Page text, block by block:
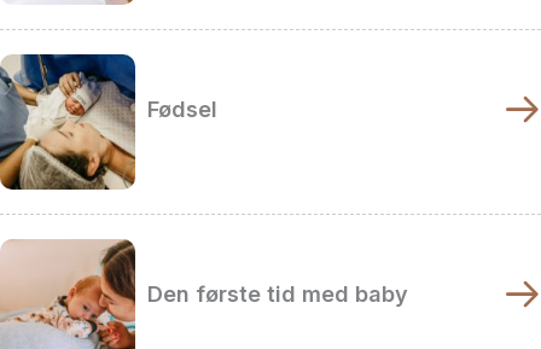
Fødsel
Den første tid med baby